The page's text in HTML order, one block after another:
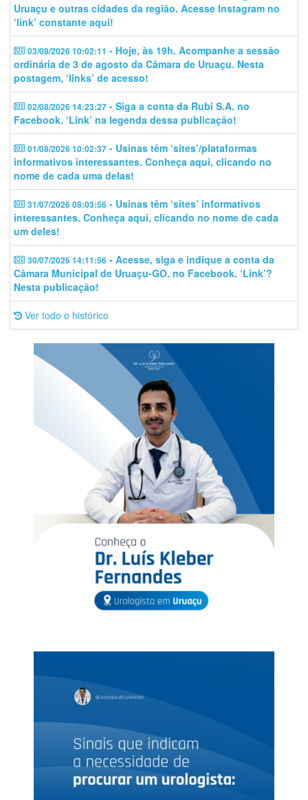
Uruaçu e outras cidades da região. Acesse Instagram no
‘link’ constante aqui!
03/08/2026 10:02:11 - Hoje, às 19h. Acompanhe a sessão
ordinária de 3 de agosto da Câmara de Uruaçu. Nesta
postagem, ‘links’ de acesso!
02/08/2026 14:23:27 - Siga a conta da Rubi S.A. no
Facebook. ‘Link’ na legenda dessa publicação!
01/08/2026 10:02:37 - Usinas têm ‘sites’/plataformas
informativos interessantes. Conheça aqui, clicando no
nome de cada uma delas!
31/07/2026 08:03:56 - Usinas têm ‘sites’ informativos
interessantes. Conheça aqui, clicando no nome de cada
um deles!
30/07/2026 14:11:56 - Acesse, siga e indique a conta da
Câmara Municipal de Uruaçu-GO. no Facebook. ‘Link’?
Nesta publicação!
Ver todo o histórico